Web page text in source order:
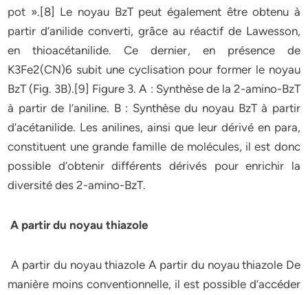
pot ».[8] Le noyau BzT peut également être obtenu à
partir d’anilide converti, grâce au réactif de Lawesson,
en thioacétanilide. Ce dernier, en présence de
K3Fe2(CN)6 subit une cyclisation pour former le noyau
BzT (Fig. 3B).[9] Figure 3. A : Synthèse de la 2-amino-BzT
à partir de l’aniline. B : Synthèse du noyau BzT à partir
d’acétanilide. Les anilines, ainsi que leur dérivé en para,
constituent une grande famille de molécules, il est donc
possible d’obtenir différents dérivés pour enrichir la
diversité des 2-amino-BzT.
A partir du noyau thiazole
A partir du noyau thiazole A partir du noyau thiazole De
manière moins conventionnelle, il est possible d’accéder